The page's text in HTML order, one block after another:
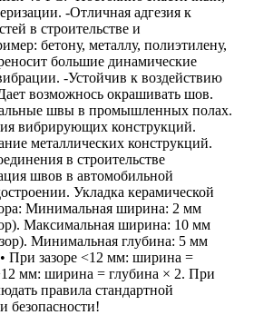
-Отличная адгезия к
в строительстве и
бетону, металлу, полиэтилену,
большие динамические
-Устойчив к воздействию
возможнось окрашивать шов.
швы в промышленных полах.
вибрирующих конструкций.
металлических конструкций.
в строительстве
швов в автомобильной
Укладка керамической
Минимальная ширина: 2 мм
Максимальная ширина: 10 мм
Минимальная глубина: 5 мм
При зазоре <12 мм: ширина =
мм: ширина = глубина × 2. При
правила стандартной
безопасности!